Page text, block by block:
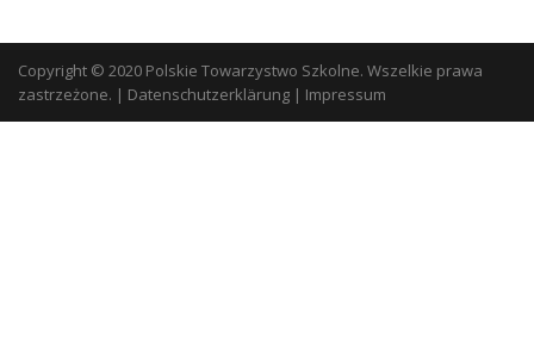
Copyright © 2020 Polskie Towarzystwo Szkolne. Wszelkie prawa
zastrzeżone. | Datenschutzerklärung | Impressum